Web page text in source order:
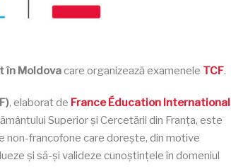
în Moldovacare organizează examenele TCF.
, elaborat de France Éducation International
Superior și Cercetării din Franța, este
non-francofone care dorește, din motive
și să-și valideze cunoștințele în domeniul